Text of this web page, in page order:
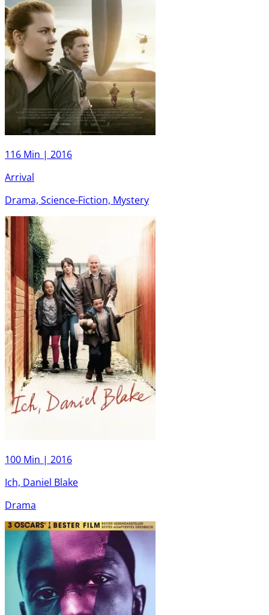
116 Min | 2016
Arrival
Drama, Science-Fiction, Mystery
100 Min | 2016
Ich, Daniel Blake
Drama